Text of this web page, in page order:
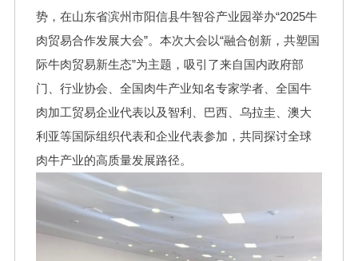
势，在山东省滨州市阳信县牛智谷产业园举办“2025牛
肉贸易合作发展大会”。本次大会以“融合创新，共塑国
际牛肉贸易新生态”为主题，吸引了来自国内政府部
门、行业协会、全国肉牛产业知名专家学者、全国牛
肉加工贸易企业代表以及智利、巴西、乌拉圭、澳大
利亚等国际组织代表和企业代表参加，共同探讨全球
肉牛产业的高质量发展路径。